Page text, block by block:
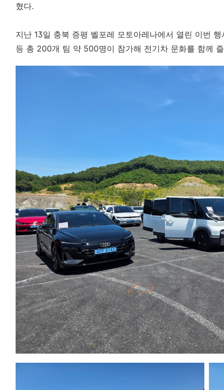
혔다.
지난13일 충북 증평 벨포레 모토아레나에서 열린 이번
등 총 200개 팀 약500명이 참가해 전기차 문화를 함께